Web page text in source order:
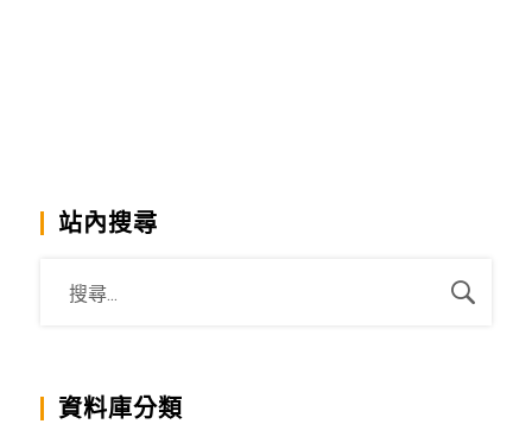
站內搜尋
資料庫分類